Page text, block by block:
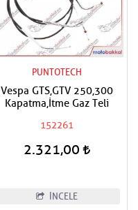
PUNTOTECH
Vespa GTS,GTV 250,300
Kapatma,İtme Gaz Teli
152261
2.321,00
İNCELE